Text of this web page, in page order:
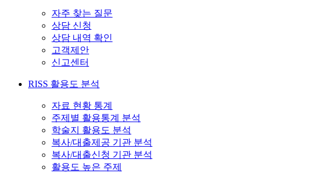
자주 찾는 질문
상담 신청
상담 내역 확인
고객제안
신고센터
RISS 활용도 분석
자료 현황 통계
주제별 활용통계 분석
학술지 활용도 분석
복사/대출제공 기관 분석
복사/대출신청 기관 분석
활용도 높은 주제